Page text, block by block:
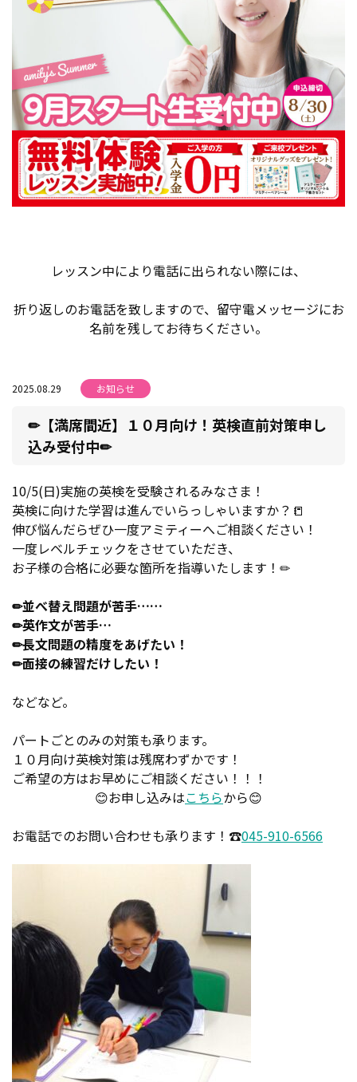
レッスン中により電話に出られない際には、
折り返しのお電話を致しますので、留守電メッセージにお
名前を残してお待ちください。
2025.08.29 お知らせ
✏【満席間近】１０月向け！英検直前対策申し
込み受付中✏
10/5(日)実施の英検を受験されるみなさま！
英検に向けた学習は進んでいらっしゃいますか？📒
伸び悩んだらぜひ一度アミティーへご相談ください！
一度レベルチェックをさせていただき、
お子様の合格に必要な箇所を指導いたします！✏
✏並べ替え問題が苦手……
✏英作文が苦手…
✏長文問題の精度をあげたい！
✏面接の練習だけしたい！
などなど。
パートごとのみの対策も承ります。
１０月向け英検対策は残席わずかです！
ご希望の方はお早めにご相談ください！！！
😊お申し込みはこちらから😊
お電話でのお問い合わせも承ります！☎045-910-6566